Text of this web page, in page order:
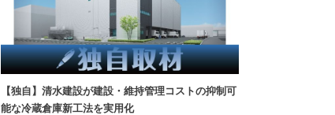
【独自】清水建設が建設・維持管理コストの抑制可
能な冷蔵倉庫新工法を実用化